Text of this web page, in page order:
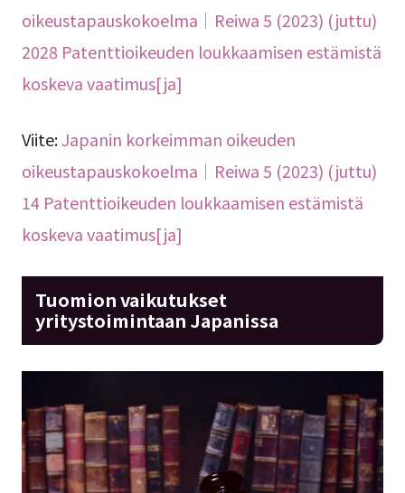
oikeustapauskokoelma｜Reiwa 5 (2023) (juttu)
2028 Patenttioikeuden loukkaamisen estämistä
koskeva vaatimus[ja]
Viite:Japanin korkeimman oikeuden
oikeustapauskokoelma｜Reiwa 5 (2023) (juttu)
14 Patenttioikeuden loukkaamisen estämistä
koskeva vaatimus[ja]
Tuomion vaikutukset
yritystoimintaan Japanissa